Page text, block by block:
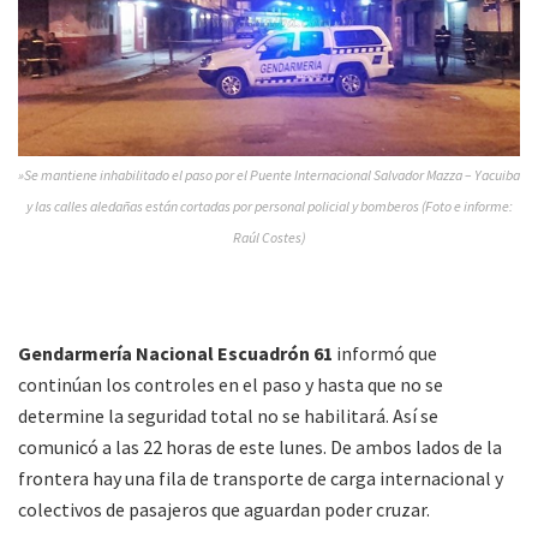
»Se mantiene inhabilitado el paso por el Puente Internacional Salvador Mazza – Yacuiba
y las calles aledañas están cortadas por personal policial y bomberos (Foto e informe:
Raúl Costes)
Gendarmería Nacional Escuadrón 61 informó que
continúan los controles en el paso y hasta que no se
determine la seguridad total no se habilitará. Así se
comunicó a las 22 horas de este lunes. De ambos lados de la
frontera hay una fila de transporte de carga internacional y
colectivos de pasajeros que aguardan poder cruzar.